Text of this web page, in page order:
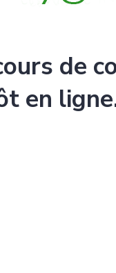
de
en